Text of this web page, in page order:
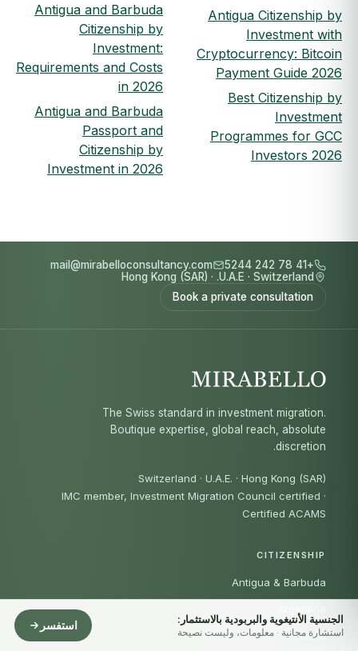
الجنسية الأنتيغوية والبربودية بالاستثمار:
استشارة مجانية · معلومات، وليست نصيحة
استفسر
Antigua Citizenship by
Investment with
Cryptocurrency: Bitcoin
Payment Guide 2026
Best Citizenship by
Investment
Programmes for GCC
Investors 2026
Antigua and Barbuda
Citizenship by
Investment:
Requirements and Costs
in 2026
Antigua and Barbuda
Passport and
Citizenship by
Investment in 2026
+41 78 242 5244
mail@mirabelloconsultancy.com
Switzerland
·
U.A.E.
·
Hong Kong (SAR)
Book a private consultation
The Swiss standard in investment migration.
Boutique expertise, global reach, absolute
discretion.
Switzerland · U.A.E. · Hong Kong (SAR)
IMC member, Investment Migration Council certified ·
Certified ACAMS
CITIZENSHIP
Antigua & Barbuda
Austria